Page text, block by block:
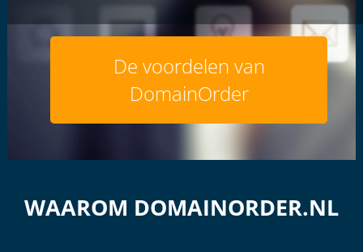
De voordelen van
DomainOrder
WAAROM DOMAINORDER.NL